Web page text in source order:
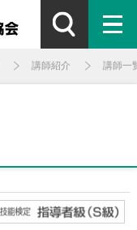
講師紹介 講師一